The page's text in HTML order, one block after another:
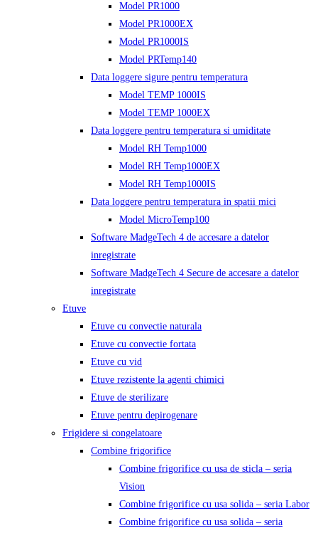
Model PR1000
Model PR1000EX
Model PR1000IS
Model PRTemp140
Data loggere sigure pentru temperatura
Model TEMP 1000IS
Model TEMP 1000EX
Data loggere pentru temperatura si umiditate
Model RH Temp1000
Model RH Temp1000EX
Model RH Temp1000IS
Data loggere pentru temperatura in spatii mici
Model MicroTemp100
Software MadgeTech 4 de accesare a datelor
inregistrate
Software MadgeTech 4 Secure de accesare a datelor
inregistrate
Etuve
Etuve cu convectie naturala
Etuve cu convectie fortata
Etuve cu vid
Etuve rezistente la agenti chimici
Etuve de sterilizare
Etuve pentru depirogenare
Frigidere si congelatoare
Combine frigorifice
Combine frigorifice cu usa de sticla – seria
Vision
Combine frigorifice cu usa solida – seria Labor
Combine frigorifice cu usa solida – seria